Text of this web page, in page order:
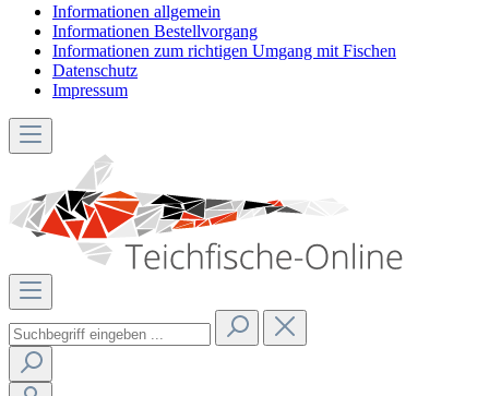
Informationen allgemein
Informationen Bestellvorgang
Informationen zum richtigen Umgang mit Fischen
Datenschutz
Impressum